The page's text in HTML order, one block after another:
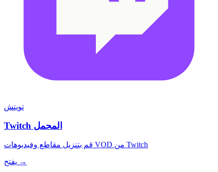
تويتش
Twitch المحمل
قم بتنزيل مقاطع وفيديوهات VOD من Twitch
يفتح →